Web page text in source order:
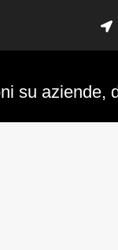
su aziende,